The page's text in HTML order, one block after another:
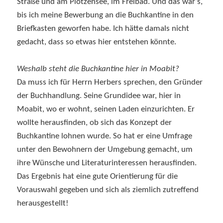
bis ich meine Bewerbung an die Buchkantine in den
Briefkasten geworfen habe. Ich hätte damals nicht
gedacht, dass so etwas hier entstehen könnte.
Weshalb steht die Buchkantine hier in Moabit?
Da muss ich für Herrn Herbers sprechen, den Gründer
der Buchhandlung. Seine Grundidee war, hier in
Moabit, wo er wohnt, seinen Laden einzurichten. Er
wollte herausfinden, ob sich das Konzept der
Buchkantine lohnen wurde. So hat er eine Umfrage
unter den Bewohnern der Umgebung gemacht, um
ihre Wünsche und Literaturinteressen herausfinden.
Das Ergebnis hat eine gute Orientierung für die
Vorauswahl gegeben und sich als ziemlich zutreffend
herausgestellt!